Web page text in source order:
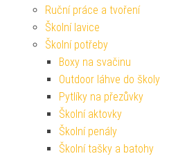
Ruční práce a tvoření
Školní lavice
Školní potřeby
Boxy na svačinu
Outdoor láhve do školy
Pytlíky na přezůvky
Školní aktovky
Školní penály
Školní tašky a batohy